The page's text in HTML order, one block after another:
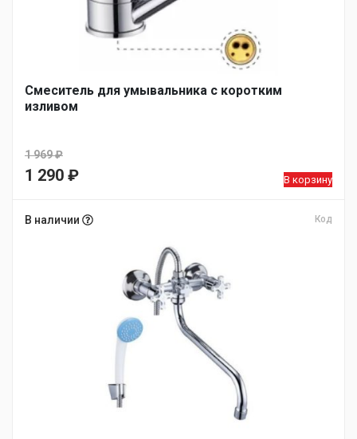
Смеситель для умывальника с коротким
изливом
1 969₽
Первоначальная
составляла
1 290 ₽
цена:
В корзину
В наличии Код